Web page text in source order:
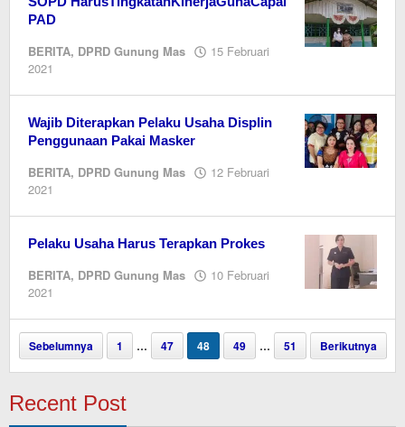
PAD
BERITA, DPRD Gunung Mas
15 Februari
2021
Wajib Diterapkan Pelaku Usaha Displin
Penggunaan Pakai Masker
BERITA, DPRD Gunung Mas
12 Februari
2021
Pelaku Usaha Harus Terapkan Prokes
BERITA, DPRD Gunung Mas
10 Februari
2021
Sebelumnya 1 … 47 48 49 … 51 Berikutnya
Recent Post